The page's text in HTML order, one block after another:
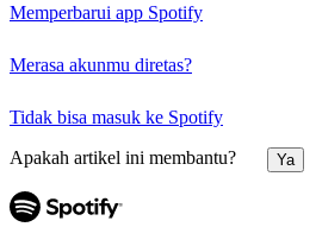
Memperbarui app Spotify
Merasa akunmu diretas?
Tidak bisa masuk ke Spotify
Apakah artikel ini membantu? Ya